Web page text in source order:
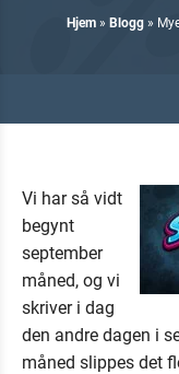
Hjem » Blogg »
Vi har så vidt
begynt
september
måned, og vi
skriver i dag
den andre dagen i
måned slippes det